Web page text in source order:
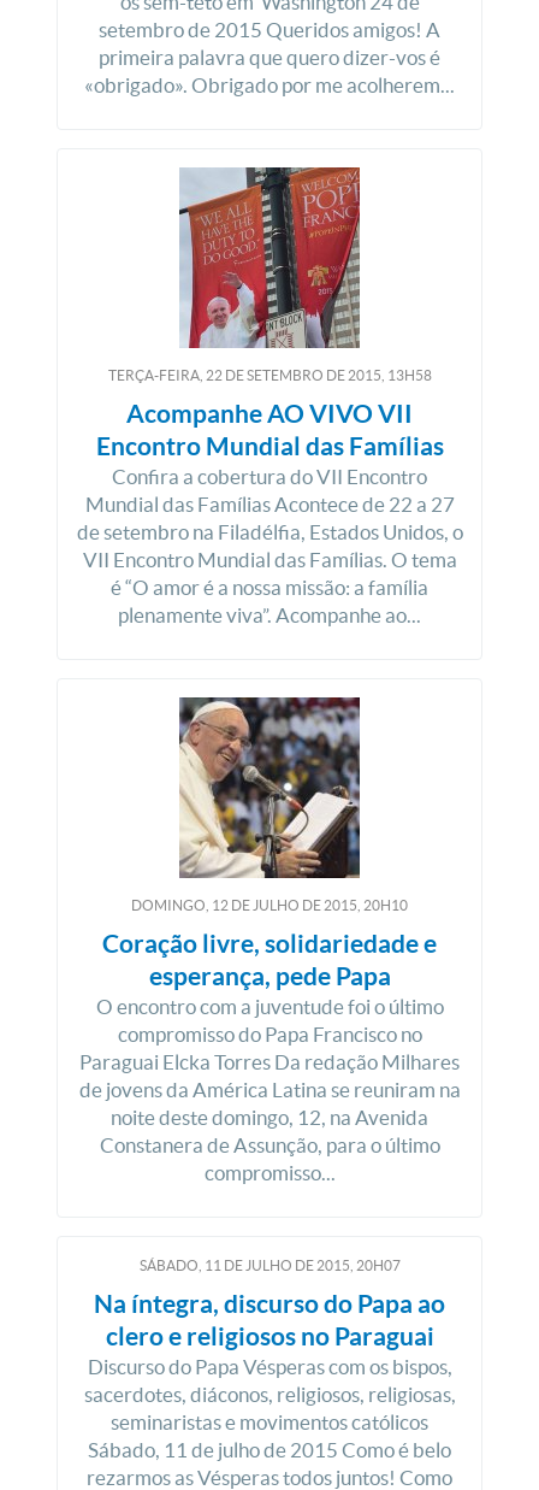
setembro de 2015 Queridos amigos! A
primeira palavra que quero dizer-vos é
«obrigado». Obrigado por me acolherem...
TERÇA-FEIRA, 22 DESETEMBRO DE2015, 13H58
Acompanhe AO VIVO VII
Encontro Mundial das Famílias
Confira a cobertura do VII Encontro
Mundial das Famílias Acontece de 22 a 27
de setembro na Filadélfia, Estados Unidos, o
VII Encontro Mundial das Famílias. O tema
é “O amor é a nossa missão: a família
plenamente viva”. Acompanhe ao...
DOMINGO, 12 DE JULHO DE 2015, 20H10
Coração livre, solidariedade e
esperança, pede Papa
O encontro com a juventude foi o último
compromisso do Papa Francisco no
Paraguai Elcka Torres Da redação Milhares
de jovens da América Latina se reuniram na
noite deste domingo, 12, na Avenida
Constanera de Assunção, para o último
compromisso...
SÁBADO, 11 DEJULHO DE2015, 20H07
Na íntegra, discurso do Papa ao
clero e religiosos no Paraguai
Discurso do Papa Vésperas com os bispos,
sacerdotes, diáconos, religiosos, religiosas,
seminaristas e movimentos católicos
Sábado, 11 de julho de 2015 Como é belo
rezarmos as Vésperas todos juntos! Como